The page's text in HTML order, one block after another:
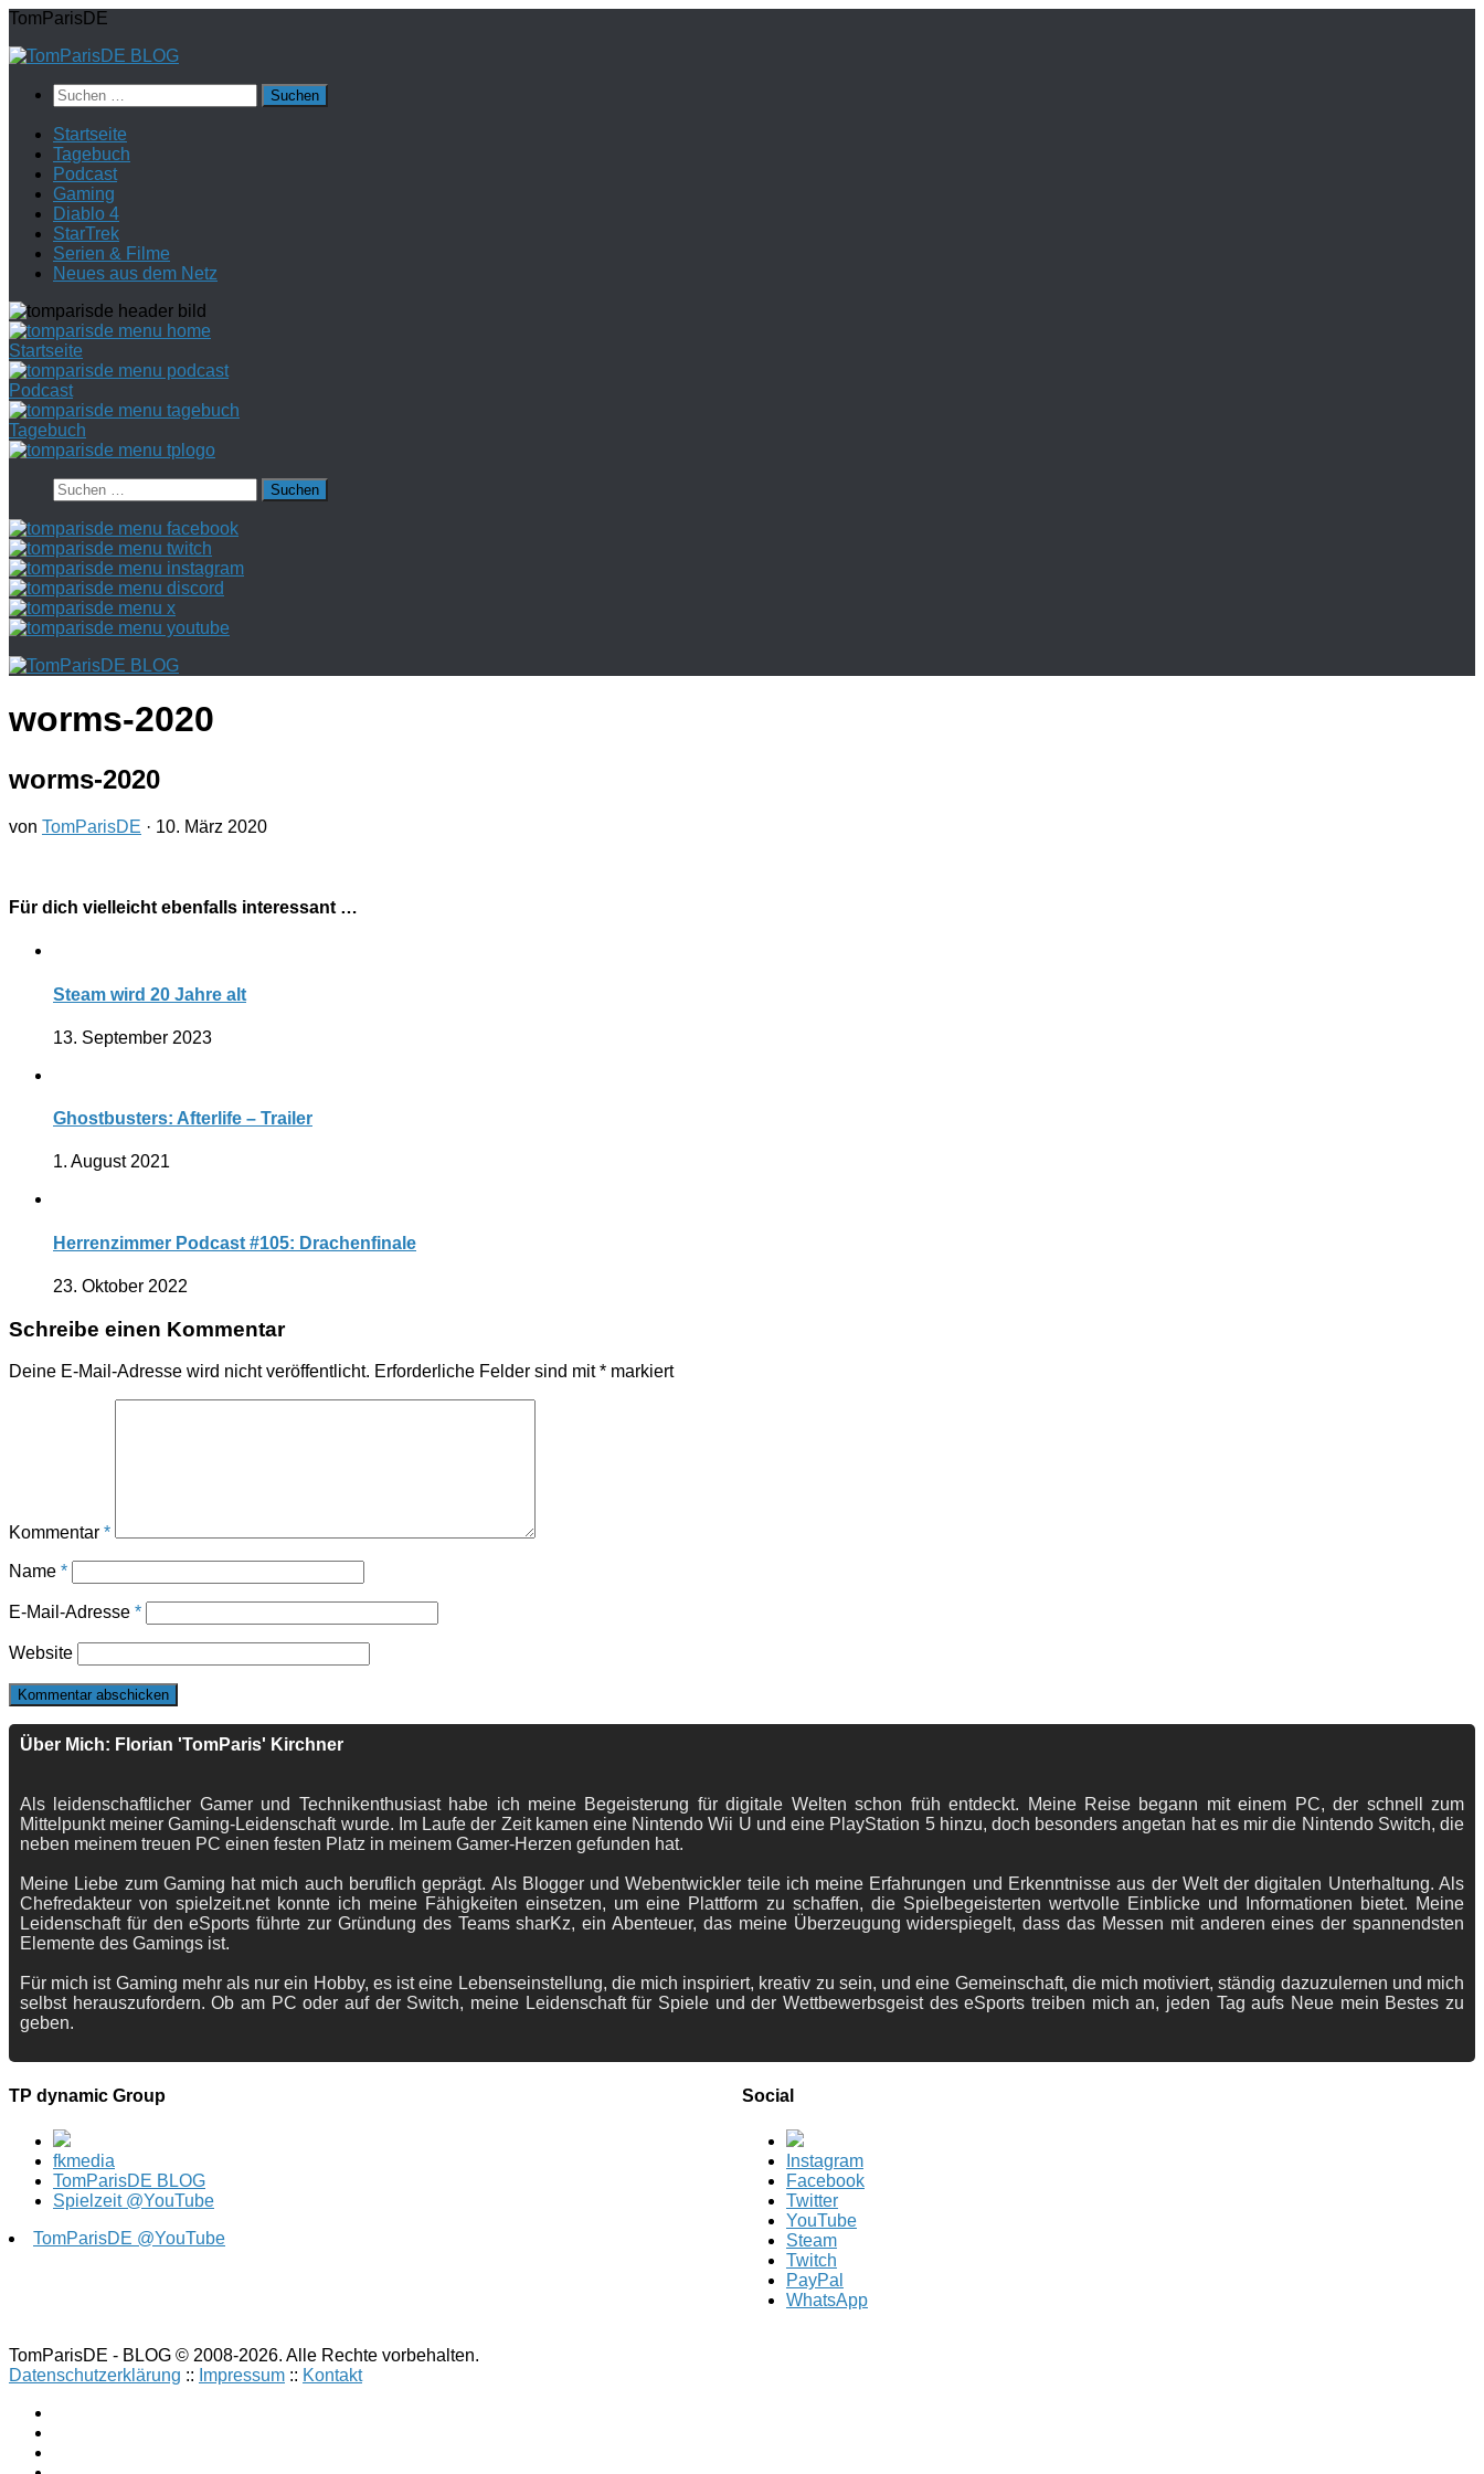
Zum
springen
TomParisDE
Suchen
nach:
Startseite
Tagebuch
Podcast
Gaming
Diablo 4
StarTrek
Serien & Filme
Neues aus dem Netz
Startseite
Podcast
Tagebuch
Suchen
nach:
worms-2020
worms-2020
von TomParisDE · 10. März 2020
Für dich vielleicht ebenfalls interessant …
Steam wird 20 Jahre alt
13. September 2023
Ghostbusters: Afterlife – Trailer
1. August 2021
Herrenzimmer Podcast #105: Drachenfinale
23. Oktober 2022
Schreibe einen Kommentar
Deine E-Mail-Adresse wird nicht veröffentlicht. Erforderliche Felder sind mit* markiert
Kommentar *
Name *
E-Mail-Adresse *
Website
Über Mich: Florian 'TomParis' Kirchner
Als leidenschaftlicher Gamer und Technikenthusiast habe ich meine Begeisterung für digitale Welten schon früh entdeckt. Meine Reise begann mit einem PC, der schnell zum
Mittelpunkt meiner Gaming-Leidenschaft wurde. Im Laufe der Zeit kamen eine Nintendo Wii U und eine PlayStation 5 hinzu, doch besonders angetan hat es mir die Nintendo Switch, die
neben meinem treuen PC einen festen Platz in meinem Gamer-Herzen gefunden hat.
Meine Liebe zum Gaming hat mich auch beruflich geprägt. Als Blogger und Webentwickler teile ich meine Erfahrungen und Erkenntnisse aus der Welt der digitalen Unterhaltung. Als
Chefredakteur von spielzeit.net konnte ich meine Fähigkeiten einsetzen, um eine Plattform zu schaffen, die Spielbegeisterten wertvolle Einblicke und Informationen bietet. Meine
Leidenschaft für den eSports führte zur Gründung des Teams sharKz, ein Abenteuer, das meine Überzeugung widerspiegelt, dass das Messen mit anderen eines der spannendsten
Elemente des Gamings ist.
Für mich ist Gaming mehr als nur ein Hobby, es ist eine Lebenseinstellung, die mich inspiriert, kreativ zu sein, und eine Gemeinschaft, die mich motiviert, ständig dazuzulernen und mich
selbst herauszufordern. Ob am PC oder auf der Switch, meine Leidenschaft für Spiele und der Wettbewerbsgeist des eSports treiben mich an, jeden Tag aufs Neue mein Bestes zu
geben.
TP dynamic Group
fkmedia
TomParisDE BLOG
Spielzeit @YouTube
TomParisDE @YouTube
Social
Instagram
Facebook
Twitter
YouTube
Steam
Twitch
PayPal
WhatsApp
TomParisDE - BLOG © 2008-2026. Alle Rechte vorbehalten.
Datenschutzerklärung :: Impressum :: Kontakt